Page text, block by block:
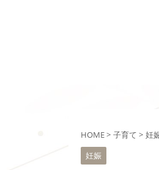
HOME> 子育て > 妊
妊娠